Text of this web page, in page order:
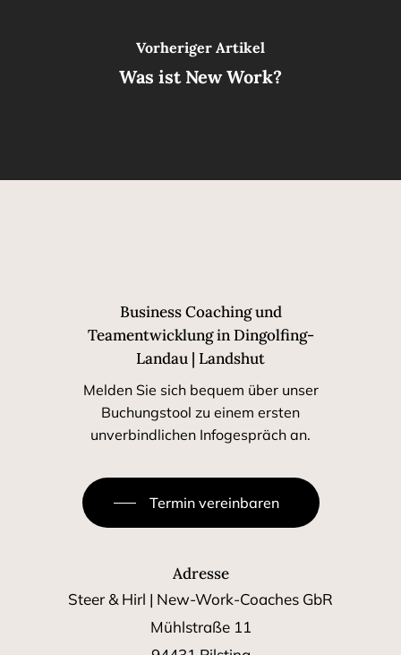
Vorheriger Artikel
Was ist New Work?
Business Coaching und
Teamentwicklung in Dingolfing-
Landau | Landshut
Melden Sie sich bequem über unser
Buchungstool zu einem ersten
unverbindlichen Infogespräch an.
Termin vereinbaren
Adresse
Steer & Hirl | New-Work-Coaches GbR
Mühlstraße 11